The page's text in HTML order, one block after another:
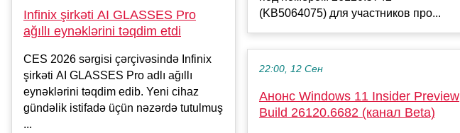
Infinix şirkəti AI GLASSES Pro
ağıllı eynəklərini təqdim etdi
CES 2026 sərgisi çərçivəsində Infinix
şirkəti AI GLASSES Pro adlı ağıllı
eynəklərini təqdim edib. Yeni cihaz
gündəlik istifadə üçün nəzərdə tutulmuş
...
(KB5064075) для участников про...
22:00, 12 Сен
Анонс Windows 11 Insider Preview
Build 26120.6682 (канал Beta)